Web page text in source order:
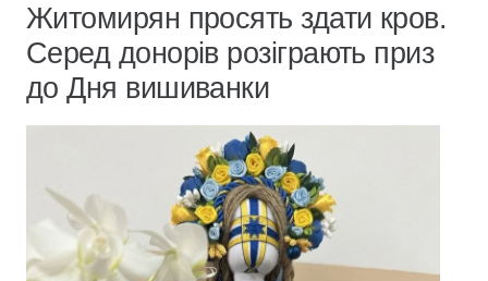
Житомирян просять здати кров.
Серед донорів розіграють приз
до Дня вишиванки